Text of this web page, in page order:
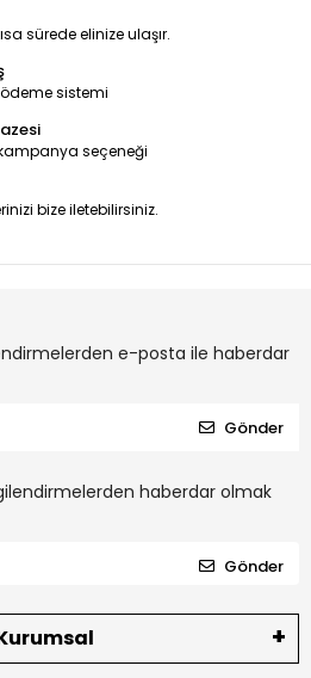
sürede elinize ulaşır.
sistemi
seçeneği
bize iletebilirsiniz.
e-posta ile haberdar
Gönder
haberdar olmak
Gönder